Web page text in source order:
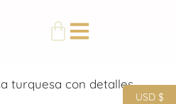
turquesa con detalles
USD $